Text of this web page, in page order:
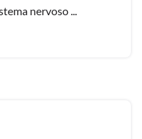
nervoso ...